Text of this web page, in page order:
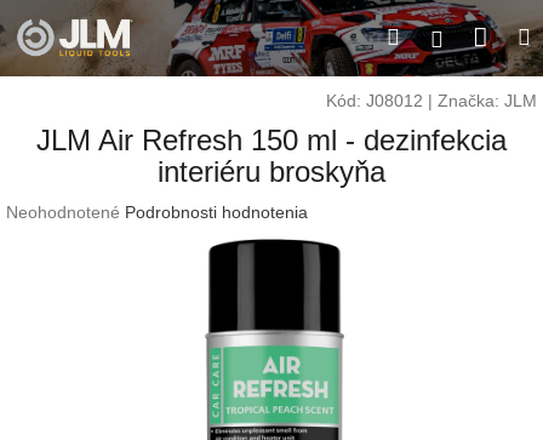
na
obsah
Hľadať
Kód: J08012 | Značka: JLM
JLM Air Refresh 150 ml - dezinfekcia
interiéru broskyňa
Priemerné
Neohodnotené Podrobnosti hodnotenia